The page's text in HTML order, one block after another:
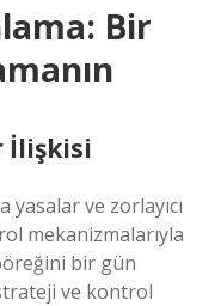
Bir
İlişkisi
yasalar ve zorlayıcı
mekanizmalarıyla
bir gün
ve kontrol